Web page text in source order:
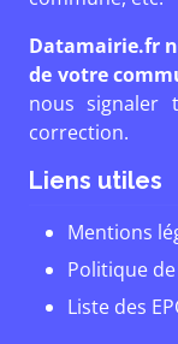
Datamairie.fr
de votre
nous signaler
correction.
Liens utiles
Mentions
Politique
Liste des